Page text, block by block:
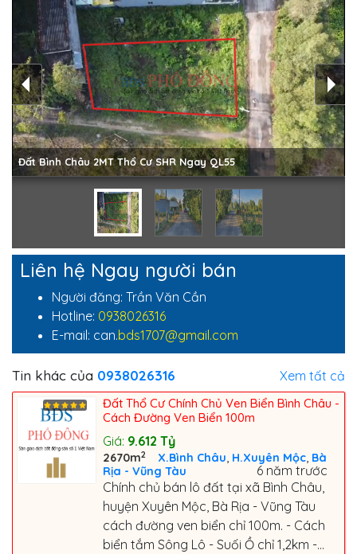
Đất Bình Châu 2MT Thổ Cư SHR Ngay QL55
Liên hệ Ngay người bán
Người đăng: Trần Văn Cần
Hotline: 0938026316
E-mail: can.bds1707@gmail.com
Tin khác của 0938026316 Xem tất cả
Đất Thổ Cư Chính Chủ Ven Biển Bình Châu -
Cách Đường Ven Biển 100m
Giá: 9.612 Tỷ
2670m2 X.Bình Châu, H.Xuyên Mộc, Bà
Rịa - Vũng Tàu
6 năm trước
Chính chủ bán lô đất tại xã Bình Châu,
huyện Xuyên Mộc, Bà Rịa - Vũng Tàu
cách đường ven biển chỉ 100m. - Cách
biển tắm Sông Lô - Suối Ồ chỉ 1,2km -...